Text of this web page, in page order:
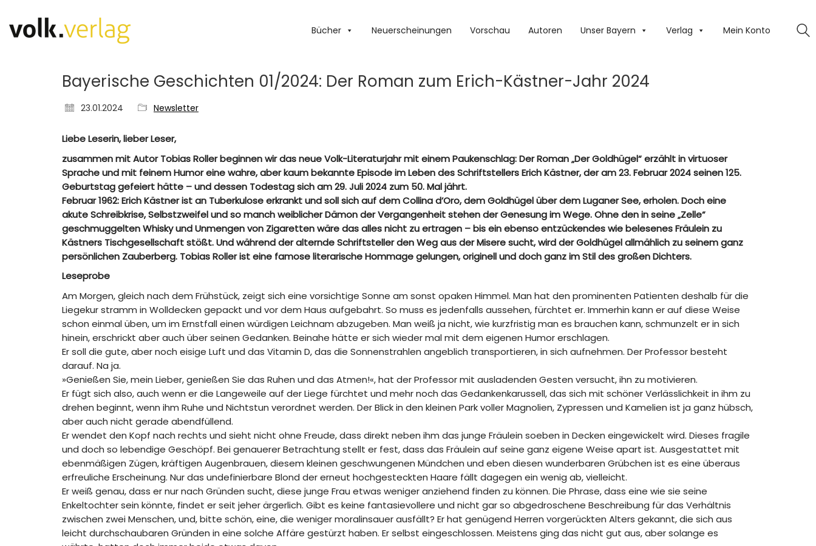
Bücher Neuerscheinungen Vorschau Autoren Unser Bayern Verlag Mein Konto
Bayerische Geschichten 01/2024: Der Roman zum Erich-Kästner-Jahr 2024
23.01.2024 Newsletter
Liebe Leserin, lieber Leser,
zusammen mit Autor Tobias Roller beginnen wir das neue Volk-Literaturjahr mit einem Paukenschlag: Der Roman „Der Goldhügel“ erzählt in virtuoser
Sprache und mit feinem Humor eine wahre, aber kaum bekannte Episode im Leben des Schriftstellers Erich Kästner, der am 23. Februar 2024 seinen 125.
Geburtstag gefeiert hätte – und dessen Todestag sich am 29. Juli 2024 zum 50. Mal jährt.
Februar 1962: Erich Kästner ist an Tuberkulose erkrankt und soll sich auf dem Collina d’Oro, dem Goldhügel über dem Luganer See, erholen. Doch eine
akute Schreibkrise, Selbstzweifel und so manch weiblicher Dämon der Vergangenheit stehen der Genesung im Wege. Ohne den in seine „Zelle“
geschmuggelten Whisky und Unmengen von Zigaretten wäre das alles nicht zu ertragen – bis ein ebenso entzückendes wie belesenes Fräulein zu
Kästners Tischgesellschaft stößt. Und während der alternde Schriftsteller den Weg aus der Misere sucht, wird der Goldhügel allmählich zu seinem ganz
persönlichen Zauberberg. Tobias Roller ist eine famose literarische Hommage gelungen, originell und doch ganz im Stil des großen Dichters.
Leseprobe
Am Morgen, gleich nach dem Frühstück, zeigt sich eine vorsichtige Sonne am sonst opaken Himmel. Man hat den prominenten Patienten deshalb für die
Liegekur stramm in Wolldecken gepackt und vor dem Haus aufgebahrt. So muss es jedenfalls aussehen, fürchtet er. Immerhin kann er auf diese Weise
schon einmal üben, um im Ernstfall einen würdigen Leichnam abzugeben. Man weiß ja nicht, wie kurzfristig man es brauchen kann, schmunzelt er in sich
hinein, erschrickt aber auch über seinen Gedanken. Beinahe hätte er sich wieder mal mit dem eigenen Humor erschlagen.
Er soll die gute, aber noch eisige Luft und das Vitamin D, das die Sonnenstrahlen angeblich transportieren, in sich aufnehmen. Der Professor besteht
darauf. Na ja.
»Genießen Sie, mein Lieber, genießen Sie das Ruhen und das Atmen!«, hat der Professor mit ausladenden Gesten versucht, ihn zu motivieren.
Er fügt sich also, auch wenn er die Langeweile auf der Liege fürchtet und mehr noch das Gedankenkarussell, das sich mit schöner Verlässlichkeit in ihm zu
drehen beginnt, wenn ihm Ruhe und Nichtstun verordnet werden. Der Blick in den kleinen Park voller Magnolien, Zypressen und Kamelien ist ja ganz hübsch,
aber auch nicht gerade abendfüllend.
Er wendet den Kopf nach rechts und sieht nicht ohne Freude, dass direkt neben ihm das junge Fräulein soeben in Decken eingewickelt wird. Dieses fragile
und doch so lebendige Geschöpf. Bei genauerer Betrachtung stellt er fest, dass das Fräulein auf seine ganz eigene Weise apart ist. Ausgestattet mit
ebenmäßigen Zügen, kräftigen Augenbrauen, diesem kleinen geschwungenen Mündchen und eben diesen wunderbaren Grübchen ist es eine überaus
erfreuliche Erscheinung. Nur das undefinierbare Blond der erneut hochgesteckten Haare fällt dagegen ein wenig ab, vielleicht.
Er weiß genau, dass er nur nach Gründen sucht, diese junge Frau etwas weniger anziehend finden zu können. Die Phrase, dass eine wie sie seine
Enkeltochter sein könnte, findet er seit jeher ärgerlich. Gibt es keine fantasievollere und nicht gar so abgedroschene Beschreibung für das Verhältnis
zwischen zwei Menschen, und, bitte schön, eine, die weniger moralinsauer ausfällt? Er hat genügend Herren vorgerückten Alters gekannt, die sich aus
leicht durchschaubaren Gründen in eine solche Affäre gestürzt haben. Er selbst eingeschlossen. Meistens ging das nicht gut aus, aber solange es